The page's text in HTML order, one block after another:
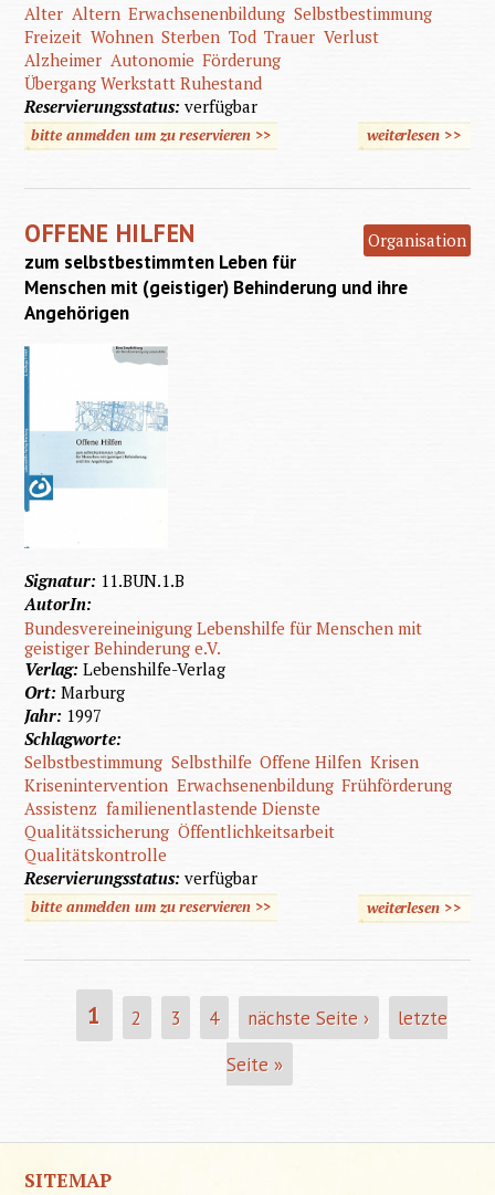
Alter Altern Erwachsenenbildung Selbstbestimmung
Freizeit Wohnen Sterben Tod Trauer Verlust
Alzheimer Autonomie Förderung
Übergang Werkstatt Ruhestand
Reservierungsstatus:verfügbar
bitte anmelden um zu reservieren >> weiterlesen über
>>
OFFENE HILFEN Organisation
zum selbstbestimmten Leben für
Menschen mit (geistiger) Behinderung und ihre
Angehörigen
Signatur: 11.BUN.1.B
AutorIn:
Bundesvereineinigung Lebenshilfe für Menschen mit
geistiger Behinderung e.V.
Verlag:Lebenshilfe-Verlag
Ort:Marburg
Jahr: 1997
Schlagworte:
Selbstbestimmung Selbsthilfe Offene Hilfen Krisen
Krisenintervention Erwachsenenbildung Frühförderung
Assistenz familienentlastende Dienste
Qualitätssicherung Öffentlichkeitsarbeit
Qualitätskontrolle
Reservierungsstatus:verfügbar
bitte anmelden um zu reservieren >> weiterlesen
über
>>
SEITEN1 2 3 4 nächste Seite ›
letzte
Seite »
SITEMAP